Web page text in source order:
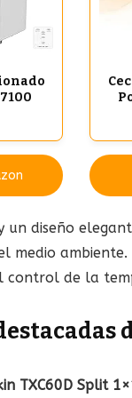
un diseño
medio
de la
TXC60D Split